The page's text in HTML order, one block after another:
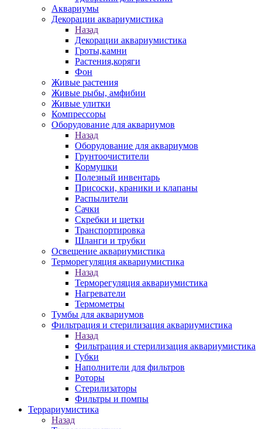
Аквариумы
Декорации аквариумистика
Назад
Декорации аквариумистика
Гроты,камни
Растения,коряги
Фон
Живые растения
Живые рыбы, амфибии
Живые улитки
Компрессоры
Оборудование для аквариумов
Назад
Оборудование для аквариумов
Грунтоочистители
Кормушки
Полезный инвентарь
Присоски, краники и клапаны
Распылители
Сачки
Скребки и щетки
Транспортировка
Шланги и трубки
Освещение аквариумистика
Терморегуляция аквариумистика
Назад
Терморегуляция аквариумистика
Нагреватели
Термометры
Тумбы для аквариумов
Фильтрация и стерилизация аквариумистика
Назад
Фильтрация и стерилизация аквариумистика
Губки
Наполнители для фильтров
Роторы
Стерилизаторы
Фильтры и помпы
Террариумистика
Назад